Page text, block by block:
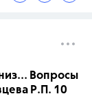
Вопросы
Р.П. 10